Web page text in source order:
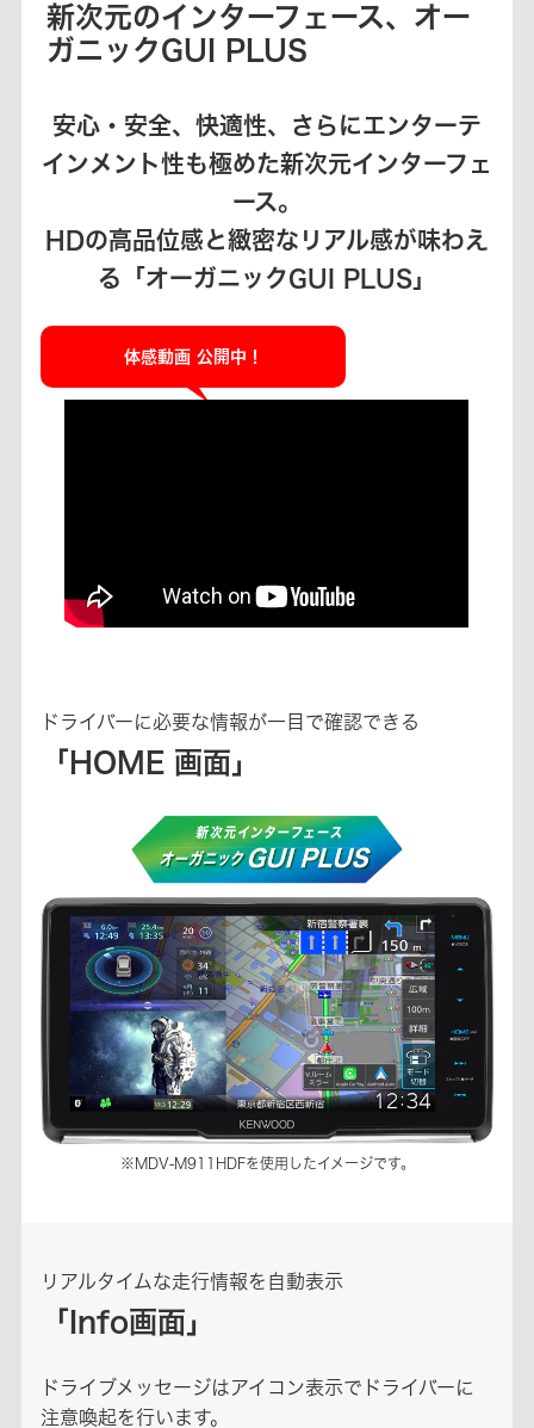
新次元のインターフェース、オー
ガニックGUI PLUS
安心・安全、快適性、さらにエンターテ
インメント性も極めた新次元インターフェ
ース。
HDの高品位感と緻密なリアル感が味わえ
る「オーガニックGUI PLUS」
体感動画 公開中！
ドライバーに必要な情報が一目で確認できる
「HOME 画面」
※MDV-M911HDFを使用したイメージです。
リアルタイムな走行情報を自動表示
「Info画面」
ドライブメッセージはアイコン表示でドライバーに
注意喚起を行います。